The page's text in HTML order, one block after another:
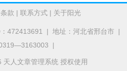
款 | 联系方式 | 关于阳光
| 地址：河北省邢台市 |
|
人文章管理系统 授权使用